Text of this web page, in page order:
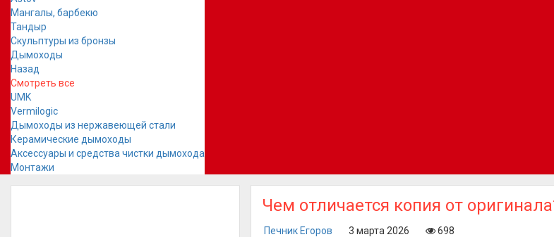
Мангалы, барбекю
Тандыр
Скульптуры из бронзы
Дымоходы
Назад
Смотреть все
UMK
Vermilogic
Дымоходы из нержавеющей стали
Керамические дымоходы
Аксессуары и средства чистки дымохода
Монтажи
Чем отличается копия от
Печник Егоров 3 марта 2026 698